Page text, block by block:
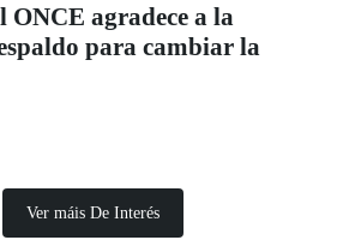
agradece a la
para cambiar la
Ver máis De Interés